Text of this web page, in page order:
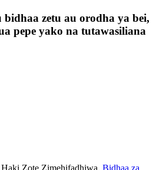
zetu au orodha ya bei,
pepe yako na tutawasiliana